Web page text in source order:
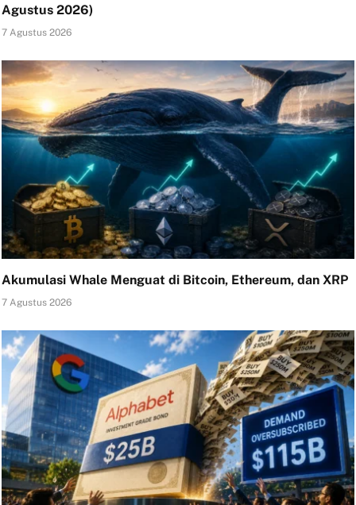
Agustus 2026)
7 Agustus 2026
Akumulasi Whale Menguat di Bitcoin, Ethereum, dan XRP
7 Agustus 2026